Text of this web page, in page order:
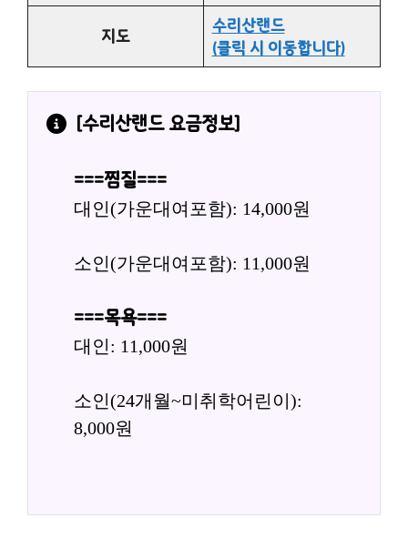
지도
수리산랜드
(클릭 시 이동합니다)
[수리산랜드 요금정보]
===찜질===
대인(가운대여포함): 14,000원
소인(가운대여포함): 11,000원
===목욕===
대인: 11,000원
소인(24개월~미취학어린이):
8,000원